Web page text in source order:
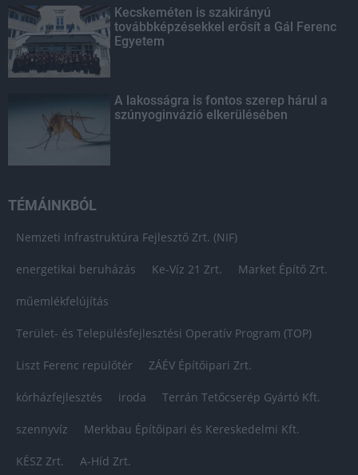
Kecskeméten is szakirányú
továbbképzésekkel erősít a Gál Ferenc
Egyetem
A lakosságra is fontos szerep hárul a
szúnyoginvázió elkerülésében
TÉMÁINKBÓL
Nemzeti Infrastruktúra Fejlesztő Zrt. (NIF)
energetikai beruházás Ke-Víz 21 Zrt. Market Építő Zrt.
műemlékfelújítás
Terület- és Településfejlesztési Operatív Program (TOP)
Liszt Ferenc repülőtér ZÁÉV Építőipari Zrt.
kórházfejlesztés iroda Terrán Tetőcserép Gyártó Kft.
szennyvíz Merkbau Építőipari és Kereskedelmi Kft.
KÉSZ Zrt. A-Híd Zrt.